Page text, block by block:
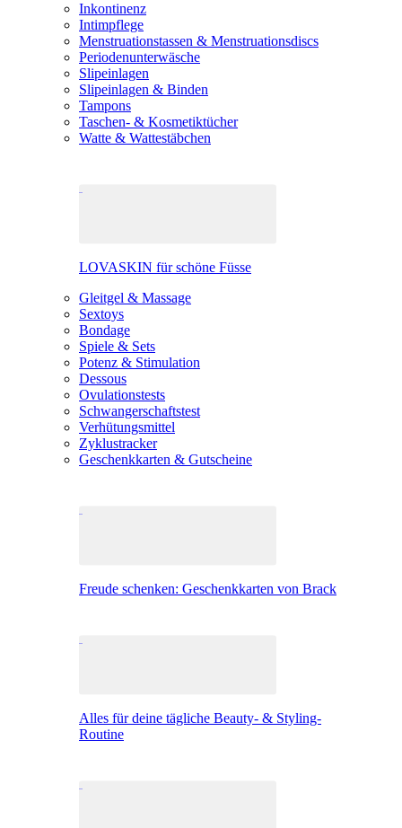
Inkontinenz
Intimpflege
Menstruationstassen & Menstruationsdiscs
Periodenunterwäsche
Slipeinlagen
Slipeinlagen & Binden
Tampons
Taschen- & Kosmetiktücher
Watte & Wattestäbchen
LOVASKIN für schöne Füsse
Gleitgel & Massage
Sextoys
Bondage
Spiele & Sets
Potenz & Stimulation
Dessous
Ovulationstests
Schwangerschaftstest
Verhütungsmittel
Zyklustracker
Geschenkkarten & Gutscheine
Freude schenken: Geschenkkarten von Brack
Alles für deine tägliche Beauty- & Styling-
Routine